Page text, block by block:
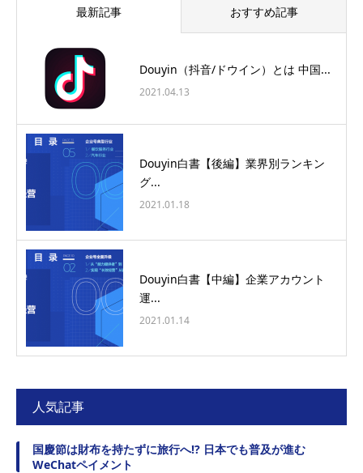
最新記事 おすすめ記事
Douyin（抖音/ドウイン）とは 中国...
2021.04.13
Douyin白書【後編】業界別ランキン
グ...
2021.01.18
Douyin白書【中編】企業アカウント
運...
2021.01.14
人気記事
国慶節は財布を持たずに旅行へ!? 日本でも普及が進む
WeChatペイメント